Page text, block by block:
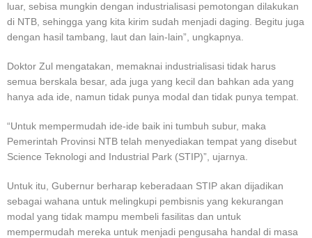
luar, sebisa mungkin dengan industrialisasi pemotongan dilakukan
di NTB, sehingga yang kita kirim sudah menjadi daging. Begitu juga
dengan hasil tambang, laut dan lain-lain”, ungkapnya.
Doktor Zul mengatakan, memaknai industrialisasi tidak harus
semua berskala besar, ada juga yang kecil dan bahkan ada yang
hanya ada ide, namun tidak punya modal dan tidak punya tempat.
“Untuk mempermudah ide-ide baik ini tumbuh subur, maka
Pemerintah Provinsi NTB telah menyediakan tempat yang disebut
Science Teknologi and Industrial Park (STIP)”, ujarnya.
Untuk itu, Gubernur berharap keberadaan STIP akan dijadikan
sebagai wahana untuk melingkupi pembisnis yang kekurangan
modal yang tidak mampu membeli fasilitas dan untuk
mempermudah mereka untuk menjadi pengusaha handal di masa